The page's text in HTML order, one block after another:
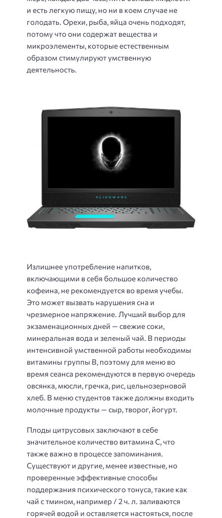
и есть легкую пищу, но ни в коем случае не
голодать. Орехи, рыба, яйца очень подходят,
потому что они содержат вещества и
микроэлементы, которые естественным
образом стимулируют умственную
деятельность.
Излишнее употребление напитков,
включающими в себя большое количество
кофеина, не рекомендуется во время учебы.
Это может вызвать нарушения сна и
чрезмерное напряжение. Лучший выбор для
экзаменационных дней — свежие соки,
минеральная вода и зеленый чай. В периоды
интенсивной умственной работы необходимы
витамины группы В, поэтому для меню во
время сеанса рекомендуются в первую очередь
овсянка, мюсли, гречка, рис, цельнозерновой
хлеб. В меню студентов также должны входить
молочные продукты — сыр, творог, йогурт.
Плоды цитрусовых заключают в себе
значительное количество витамина С, что
также важно в процессе запоминания.
Существуют и другие, менее известные, но
проверенные эффективные способы
поддержания психического тонуса, такие как
чай с тмином, например / 2 ч. л. заливаются
горячей водой и оставляется настояться, после